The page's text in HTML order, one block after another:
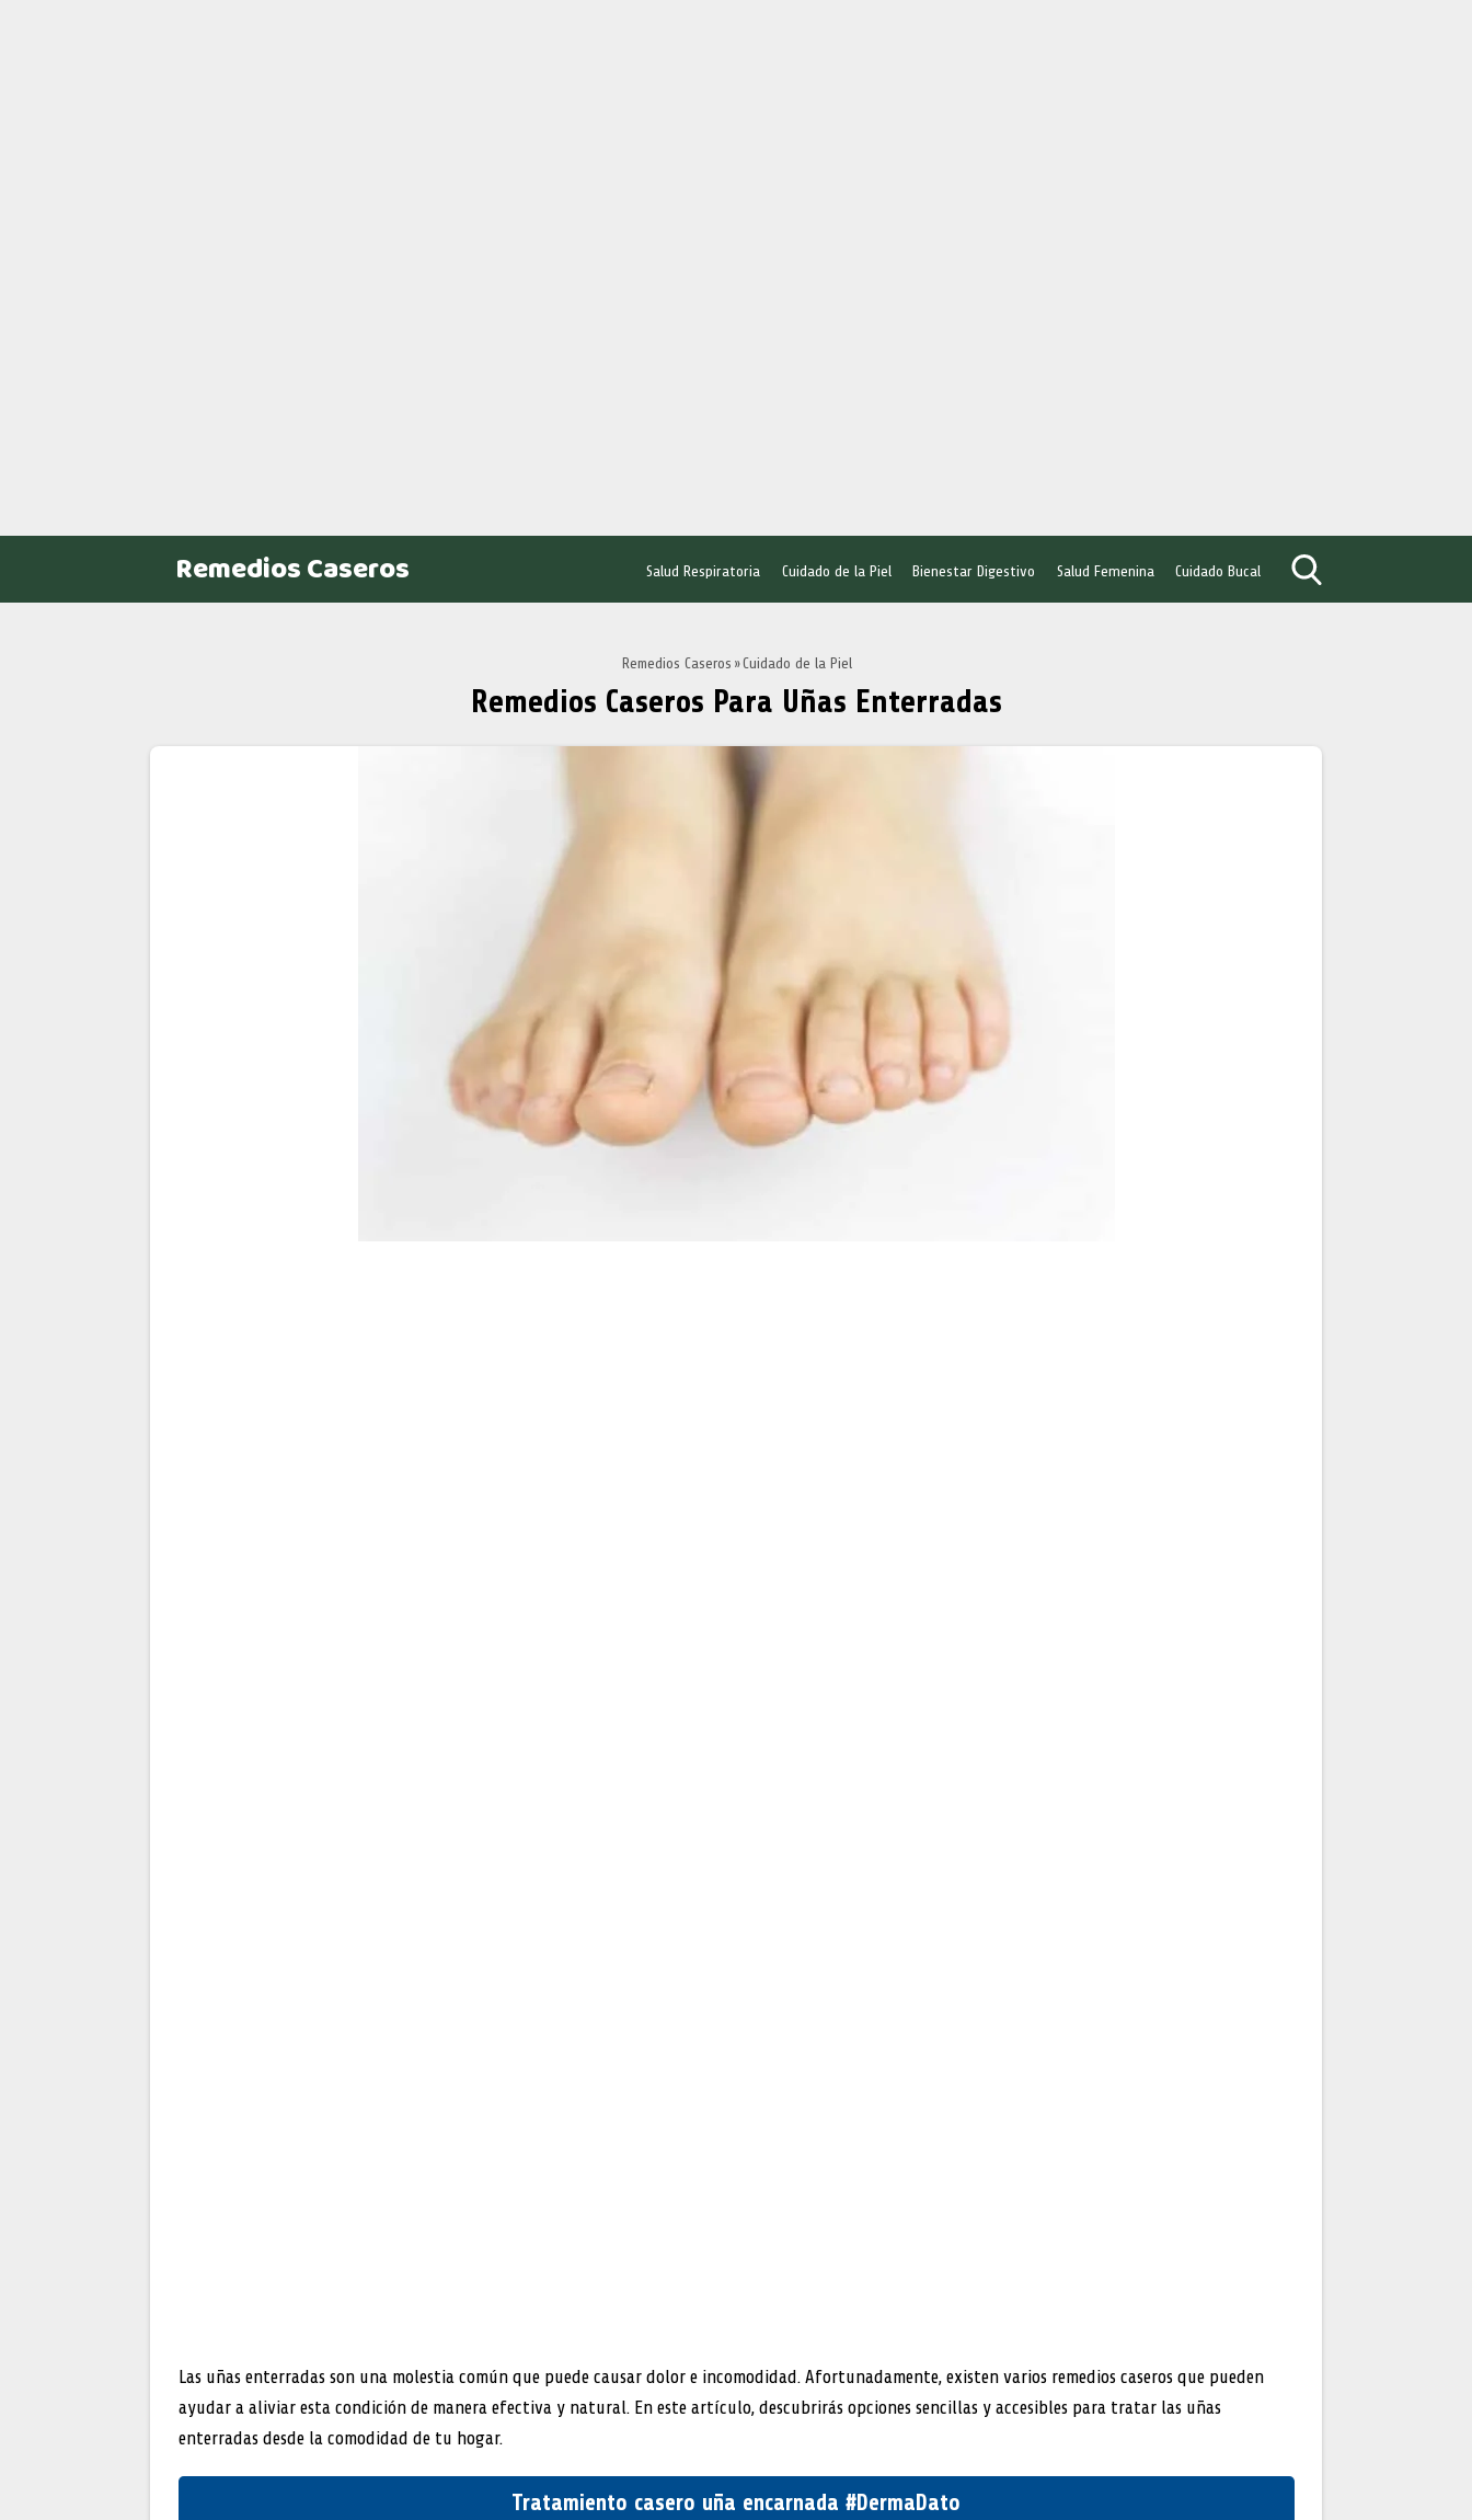
Remedios Caseros Salud Respiratoria Cuidado de la Piel Bienestar Digestivo Salud Femenina Cuidado Bucal
Remedios Caseros Cuidado de la Piel
Remedios Caseros Para Uñas Enterradas
Las uñas enterradas son una molestia común que puede causar dolor e incomodidad. Afortunadamente, existen varios remedios caseros que pueden
ayudar a aliviar esta condición de manera efectiva y natural. En este artículo, descubrirás opciones sencillas y accesibles para tratar las uñas
enterradas desde la comodidad de tu hogar.
Tratamiento casero uña encarnada #DermaDato